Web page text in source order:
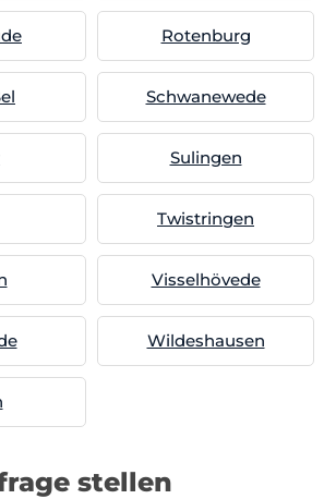
Rotenburg
Schwanewede
Sulingen
Twistringen
Visselhövede
Wildeshausen
stellen